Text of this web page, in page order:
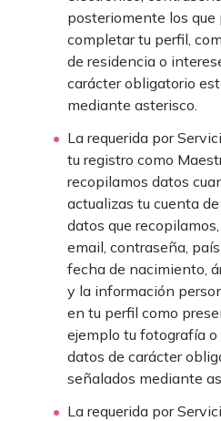
posteriomente los que
completar tu perfil,
de residencia o
carácter obligatorio
mediante asterisco.
La requerida por
tu registro como
recopilamos datos
actualizas tu cuenta
datos que
email, contraseña,
fecha de nacimiento,
y la información
en tu perfil como
ejemplo tu fotografía o
datos de carácter
señalados mediante
La requerida por